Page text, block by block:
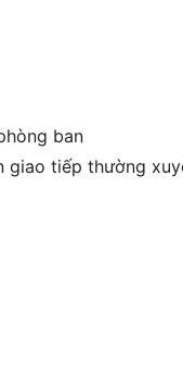
ban
giao tiếp thường